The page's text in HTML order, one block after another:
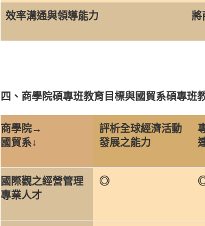
效率溝通與領導能力 將
四、商學院碩專班教育目標與國貿系碩專班
商學院→
國貿系↓
評析全球經濟活動
發展之能力
國際觀之經營管理
專業人才
◎